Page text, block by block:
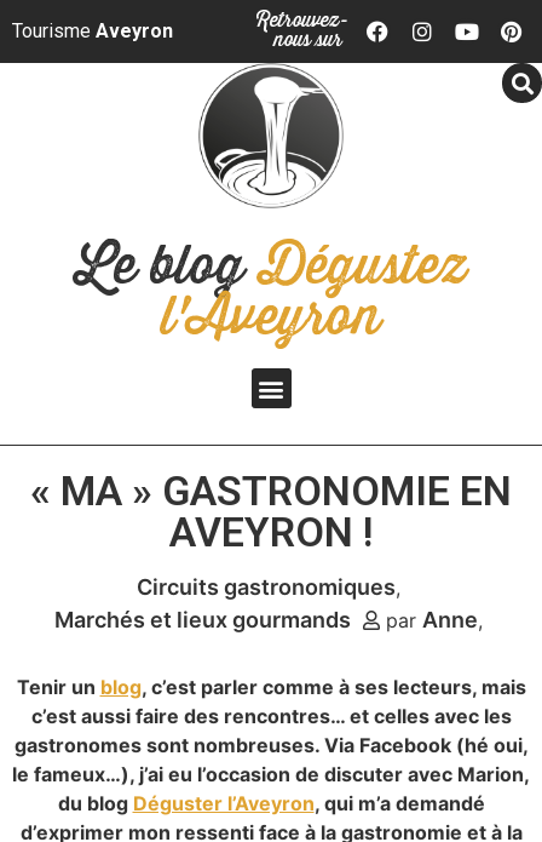
Panneau de gestion des cookies
Tourisme Aveyron Retrouvez-
nous sur
Le blogDégustez
l'Aveyron
« MA » GASTRONOMIE EN
AVEYRON !
Circuits gastronomiques
Marchés et lieux gourmands
par Anne
Tenir un blog, c’est parler comme à ses lecteurs, mais
c’est aussi faire des rencontres… et celles avec les
gastronomes sont nombreuses. Via Facebook (hé oui,
le fameux…), j’ai eu l’occasion de discuter avec Marion,
du blog Déguster l’Aveyron, qui m’a demandé
d’exprimer mon ressenti face à la gastronomie et à la